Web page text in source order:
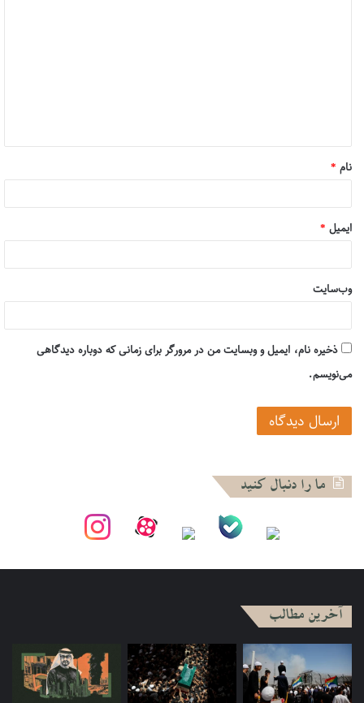
*
نام *
ایمیل *
وب‌سایت
ذخیره نام، ایمیل و وبسایت من در مرورگر برای زمانی که دوباره دیدگاهی
می‌نویسم.
ما را دنبال کنید
آخرین مطالب